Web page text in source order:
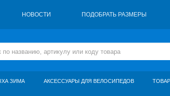
НОВОСТИ ПОДОБРАТЬ РАЗМЕРЫ
ЗИМА АКСЕССУАРЫ ДЛЯ ВЕЛОСИПЕДОВ